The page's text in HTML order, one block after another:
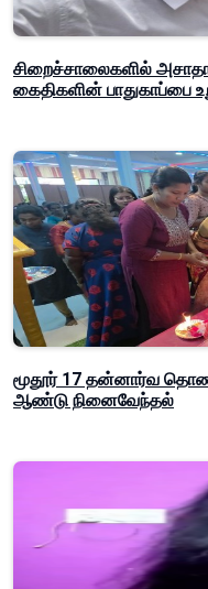
சிறைச்சாலைகளில்
கைதிகளின் பாதுகாப்பை
மூதூர் 17 தன்னார்வ
ஆண்டு நினைவேந்தல்